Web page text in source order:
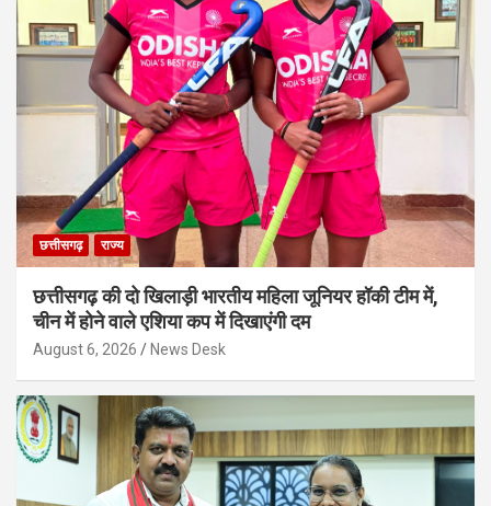
छत्तीसगढ़ राज्य
छत्तीसगढ़ की दो खिलाड़ी भारतीय महिला जूनियर हॉकी टीम में,
चीन में होने वाले एशिया कप में दिखाएंगी दम
August 6, 2026 News Desk